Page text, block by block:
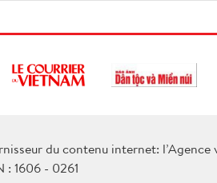
du contenu internet:
: 1606 - 0261